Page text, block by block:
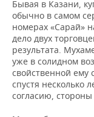
Бывая в Казани,
обычно в самом
номерах «Сарай»
дело двух
результата.
уже в солидном
свойственной ему
спустя несколько
согласию,